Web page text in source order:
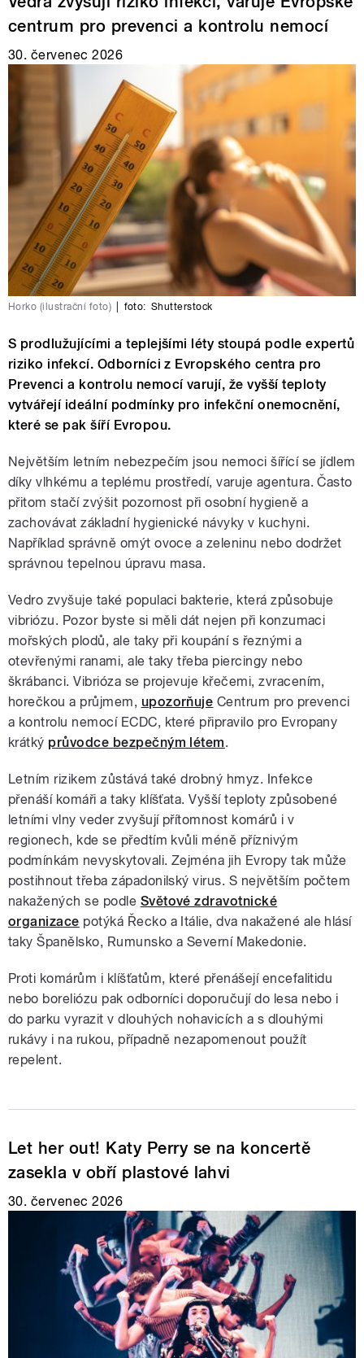
centrum pro prevenci a kontrolu nemocí
30. červenec 2026
Horko (ilustrační foto) foto: Shutterstock
S prodlužujícími a teplejšími léty stoupá podle expertů
riziko infekcí. Odborníci z Evropského centra pro
Prevenci a kontrolu nemocí varují, že vyšší teploty
vytvářejí ideální podmínky pro infekční onemocnění,
které se pak šíří Evropou.
Největším letním nebezpečím jsou nemoci šířící se jídlem
díky vlhkému a teplému prostředí, varuje agentura. Často
přitom stačí zvýšit pozornost při osobní hygieně a
zachovávat základní hygienické návyky v kuchyni.
Například správně omýt ovoce a zeleninu nebo dodržet
správnou tepelnou úpravu masa.
Vedro zvyšuje také populaci bakterie, která způsobuje
vibriózu. Pozor byste si měli dát nejen při konzumaci
mořských plodů, ale taky při koupání s řeznými a
otevřenými ranami, ale taky třeba piercingy nebo
škrábanci. Vibrióza se projevuje křečemi, zvracením,
horečkou a průjmem, upozorňuje Centrum pro prevenci
a kontrolu nemocí ECDC, které připravilo pro Evropany
krátký průvodce bezpečným létem.
Letním rizikem zůstává také drobný hmyz. Infekce
přenáší komáři a taky klíšťata. Vyšší teploty způsobené
letními vlny veder zvyšují přítomnost komárů i v
regionech, kde se předtím kvůli méně příznivým
podmínkám nevyskytovali. Zejména jih Evropy tak může
postihnout třeba západonilský virus. S největším počtem
nakažených se podle Světové zdravotnické
organizace potýká Řecko a Itálie, dva nakažené ale hlásí
taky Španělsko, Rumunsko a Severní Makedonie.
Proti komárům i klíšťatům, které přenášejí encefalitidu
nebo boreliózu pak odborníci doporučují do lesa nebo i
do parku vyrazit v dlouhých nohavicích a s dlouhými
rukávy i na rukou, případně nezapomenout použít
repelent.
Let her out! Katy Perry se na koncertě
zasekla v obří plastové lahvi
30. červenec 2026